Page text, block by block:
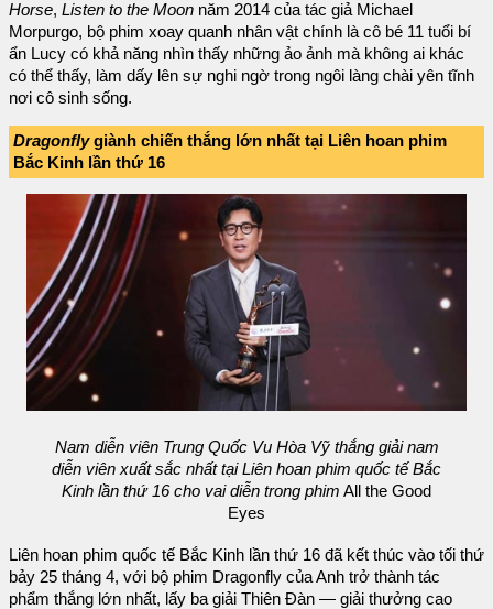
Horse, Listen to the Moon năm 2014 của tác giả Michael
Morpurgo, bộ phim xoay quanh nhân vật chính là cô bé 11 tuổi bí
ẩn Lucy có khả năng nhìn thấy những ảo ảnh mà không ai khác
có thể thấy, làm dấy lên sự nghi ngờ trong ngôi làng chài yên tĩnh
nơi cô sinh sống.
Dragonflygiành chiến thắng lớn nhất tại Liên hoan phim
Bắc Kinh lần thứ 16
Nam diễn viên Trung Quốc Vu Hòa Vỹ thắng giải nam
diễn viên xuất sắc nhất tại Liên hoan phim quốc tế Bắc
Kinh lần thứ 16 cho vai diễn trong phim All the Good
Eyes
Liên hoan phim quốc tế Bắc Kinh lần thứ 16 đã kết thúc vào tối thứ
bảy 25 tháng 4, với bộ phim Dragonfly của Anh trở thành tác
phẩm thắng lớn nhất, lấy ba giải Thiên Đàn — giải thưởng cao